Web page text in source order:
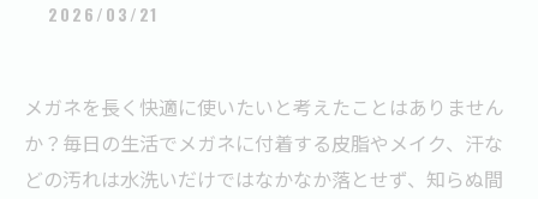
2026/03/21
メガネを長く快適に使いたいと考えたことはありません
か？毎日の生活でメガネに付着する皮脂やメイク、汗な
どの汚れは水洗いだけではなかなか落とせず、知らぬ間